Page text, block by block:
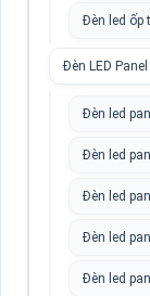
Đèn led ốp
Đèn LED Panel
Đèn led
Đèn led
Đèn led
Đèn led
Đèn led